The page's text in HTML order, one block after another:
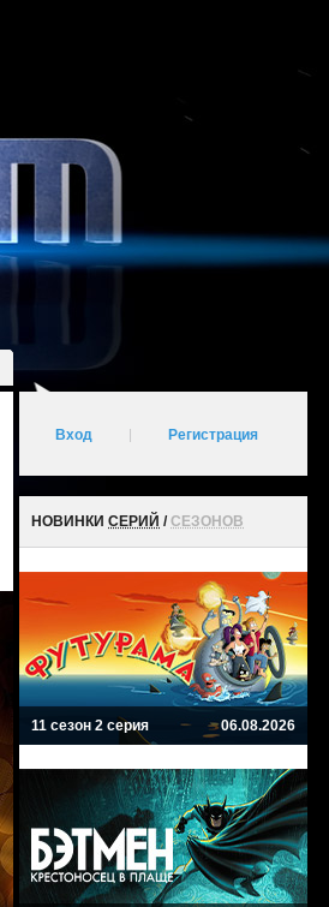
Вход Регистрация
НОВИНКИ СЕРИЙ /СЕЗОНОВ
11 сезон 2 серия 06.08.2026